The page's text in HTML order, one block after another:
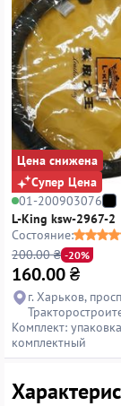
Цена снижена
Супер Цена
01-200903076
L-King ksw-2967-2
Состояние:
200.00 ₴ -20%
160.00₴
г. Харьков,
Комплект:
комплектный